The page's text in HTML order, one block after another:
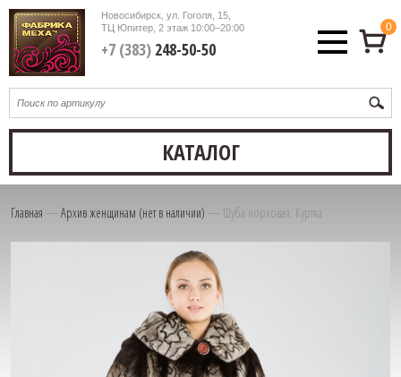
Новосибирск, ул. Гоголя, 15,
ТЦ Юпитер, 2 этаж10:00–20:00
+7 (383)248-50-50
0
КАТАЛОГ
Главная — Архив женщинам (нет в наличии) — Шуба норковая. Куртка